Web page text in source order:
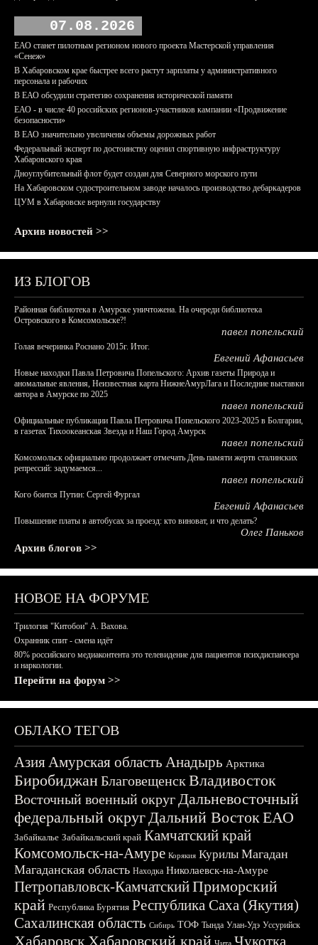
07.08.2026
ЕАО станет пилотным регионом нового проекта Мастерской управления
«Сенеж»
В Хабаровском крае быстрее всего растут зарплаты у административного
персонала и рабочих
В ЕАО обсудили стратегию сохранения исторической памяти
ЕАО - в числе 40 российских регионов-участников кампании «Продвижение
безопасности»
В ЕАО значительно увеличены объемы дорожных работ
Федеральный эксперт по достоинству оценил спортивную инфраструктуру
Хабаровского края
Дноуглубительный флот будет создан для Северного морского пути
На Хабаровском судостроительном заводе началось производство дебаркадеров
ЦУМ в Хабаровске вернули государству
Архив новостей >>
ИЗ БЛОГОВ
Районная библиотека в Амурске уничтожена. На очереди библиотека
Островского в Комсомольске?!
павел попельский
Голая вечеринка Роснано 2015г. Итог.
Евгений Афанасьев
Новые находки Павла Петровича Попельского: Архив газеты Природа и
аномальные явления, Неизвестная карта НижнеАмурЛага и Последние выставки
автора в Амурске по 2025
павел попельский
Официальные публикации Павла Петровича Попельского 2023-2025 в Болгарии,
в газетах Тихоокеанская Звезда и Наш Город Амурск
павел попельский
Комсомольск официально продолжает отмечать День памяти жертв сталинских
репрессий: задумаемся...
павел попельский
Кого боится Путин: Сергей Фургал
Евгений Афанасьев
Повышение платы в автобусах за проезд: кто виноват, и что делать?
Олег Паньков
Архив блогов >>
НОВОЕ НА ФОРУМЕ
Трилогия "Китобои" А. Вахова.
Охранник спит - смена идёт
80% российского медиаконтента это телевидение для пациентов психдиспансера
и наркологии.
Перейти на форум >>
ОБЛАКО ТЕГОВ
АзияАмурская область Анадырь Арктика
БиробиджанБлаговещенскВладивосток
Восточный военный округДальневосточный
федеральный округДальний ВостокЕАО
Забайкалье Забайкальский край Камчатский край
Комсомольск-на-Амуре Корякия Курилы Магадан
Магаданская область Находка Николаевск-на-Амуре
Петропавловск-КамчатскийПриморский
край Республика Бурятия Республика Саха (Якутия)
Сахалинская область Сибирь ТОФ Тында Улан-Удэ Уссурийск
ХабаровскХабаровский край
Чукотка